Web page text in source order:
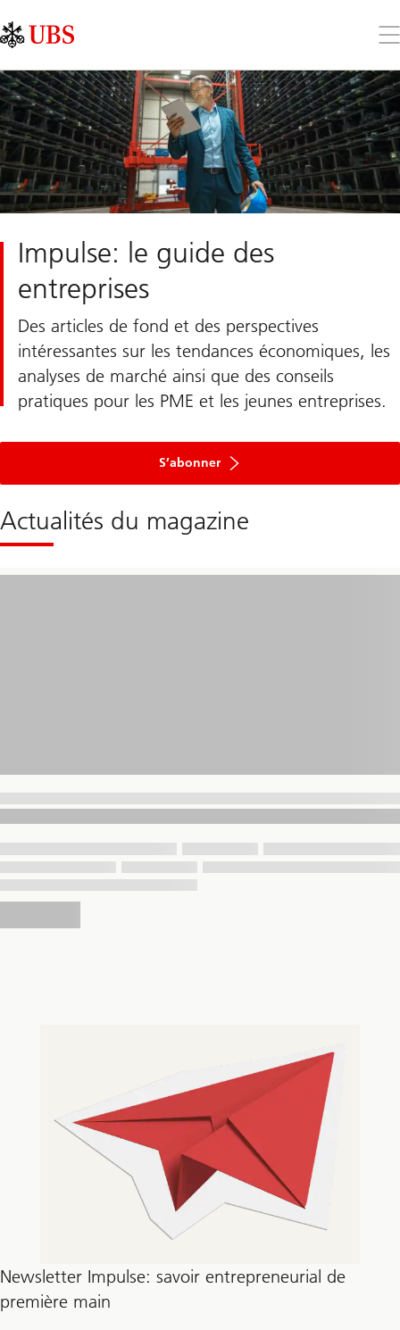
Links
Area
le
Impulse: le guide des
entreprises
Des articles de fond et des perspectives
intéressantes sur les tendances économiques, les
analyses de marché ainsi que des conseils
pratiques pour les PME et les jeunes entreprises.
S’abonner
Actualités du magazine
Newsletter Impulse: savoir entrepreneurial de
première main